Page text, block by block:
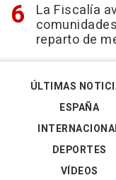
La Fiscalía
reparto de
ÚLTIMAS
ESPAÑA
DEPORTES
VÍDEOS